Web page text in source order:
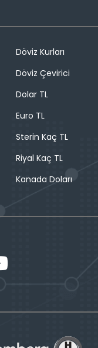
Döviz Kurları
Döviz Çevirici
Dolar TL
Euro TL
Sterin Kaç TL
Riyal Kaç TL
Kanada Doları